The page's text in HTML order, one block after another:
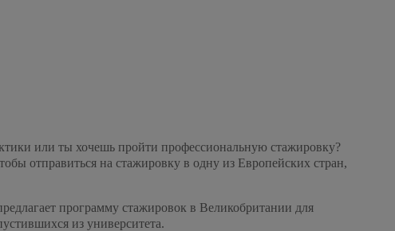
или ты хочешь пройти профессиональную стажировку?
отправиться на стажировку в одну из Европейских стран,
программу стажировок в Великобритании для
из университета.